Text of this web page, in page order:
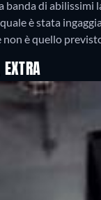
banda di
è stata
non è quello
EXTRA